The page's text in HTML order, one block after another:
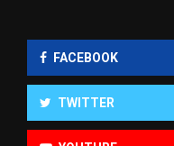
FACEBOOK
TWITTER